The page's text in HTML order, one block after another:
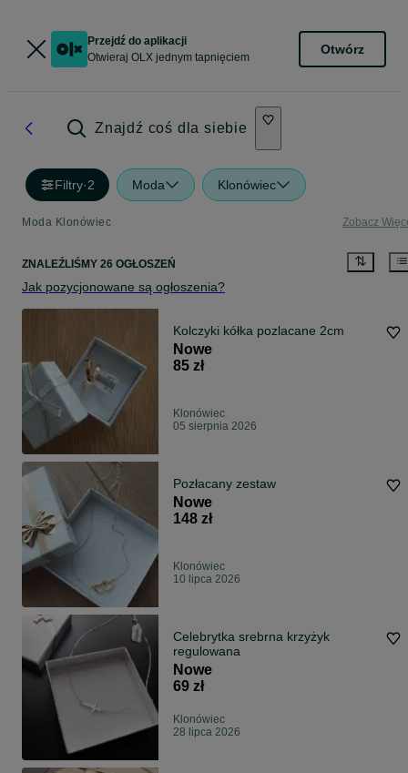
Przejdź do aplikacji
Otwieraj OLX jednym tapnięciem
Otwórz
Znajdź coś dla siebie
Filtry·2 Moda Klonówiec
Moda Klonówiec Zobacz
ZNALEŹLIŚMY 26 OGŁOSZEŃ
Jak pozycjonowane są ogłoszenia?
Kolczyki kółka pozlacane 2cm
Nowe
85 zł
Klonówiec
05 sierpnia 2026
Pozłacany zestaw
Nowe
148 zł
Klonówiec
10 lipca 2026
Celebrytka srebrna krzyżyk
regulowana
Nowe
69 zł
Klonówiec
28 lipca 2026